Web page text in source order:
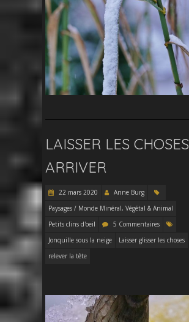
LAISSER LES CHOSES
ARRIVER
22 mars 2020
Anne Burg
Paysages / Monde Minéral, Végétal & Animal
Petits clins d'oeil
5 Commentaires
Jonquille sous la neige
Laisser glisser les choses
relever la tête